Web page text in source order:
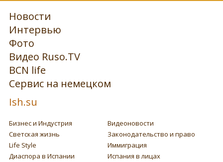
Новости
Интервью
Фото
Видео Ruso.TV
BCN life
Сервис на немецком
Ish.su
Бизнес и Индустрия
Видеоновости
Светская жизнь
Законодательство и право
Life Style
Иммиграция
Диаспора в Испании
Испания в лицах